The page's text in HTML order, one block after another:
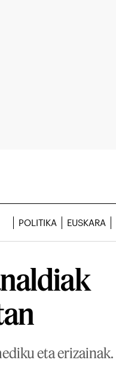
POLITIKA EUSKARA
eta erizainak.